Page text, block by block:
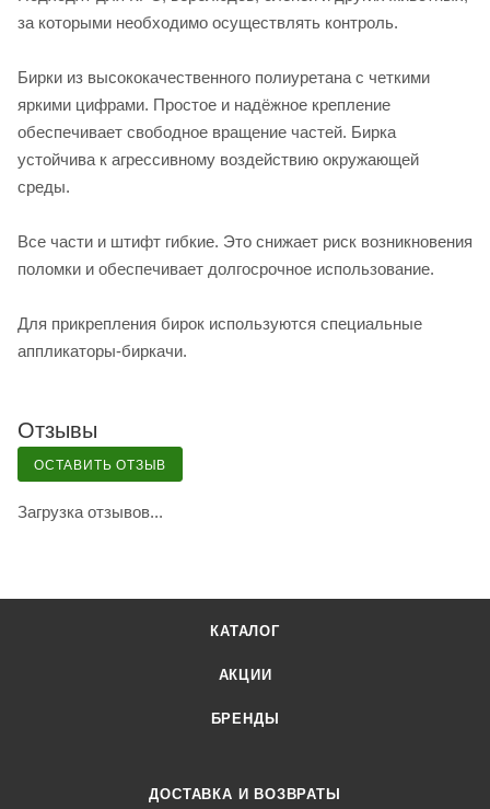
за которыми необходимо осуществлять контроль.
Бирки из высококачественного полиуретана с четкими
яркими цифрами. Простое и надёжное крепление
обеспечивает свободное вращение частей. Бирка
устойчива к агрессивному воздействию окружающей
среды.
Все части и штифт гибкие. Это снижает риск возникновения
поломки и обеспечивает долгосрочное использование.
Для прикрепления бирок используются специальные
аппликаторы-биркачи.
Отзывы
ОСТАВИТЬ ОТЗЫВ
Загрузка отзывов...
КАТАЛОГ
АКЦИИ
БРЕНДЫ
ДОСТАВКА И ВОЗВРАТЫ